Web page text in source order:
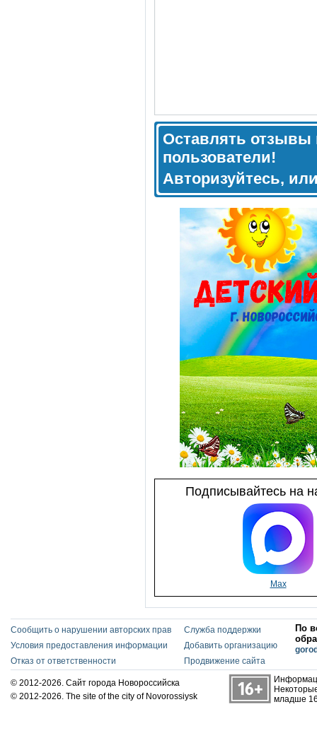
Оставлять отзывы
пользователи!
Авторизуйтесь,
Подписывайтесь на
Max
Сообщить о нарушении авторских прав
Условия предоставления информации
Отказ от ответственности
Служба поддержки
Добавить организацию
Продвижение сайта
По
© 2012-2026. Сайт города Новороссийска
© 2012-2026. The site of the city of Novorossiysk
младше